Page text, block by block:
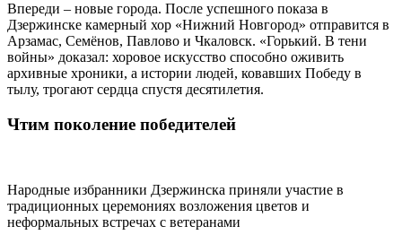
Впереди – новые города. После успешного показа в
Дзержинске камерный хор «Нижний Новгород» отправится в
Арзамас, Семёнов, Павлово и Чкаловск. «Горький. В тени
войны» доказал: хоровое искусство способно оживить
архивные хроники, а истории людей, ковавших Победу в
тылу, трогают сердца спустя десятилетия.
Чтим поколение победителей
Народные избранники Дзержинска приняли участие в
традиционных церемониях возложения цветов и
неформальных встречах с ветеранами